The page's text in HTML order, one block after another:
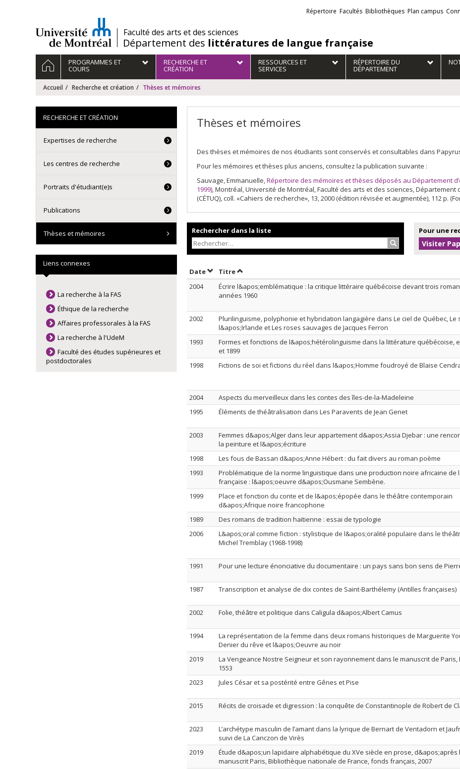
/Faculté des arts et des sciences
Département des littératures de langue française
Liens
externes
Répertoire Facultés Bibliothèques Plan campus
Navigation
principale
ACCUEILPROGRAMMES ET
COURS
RECHERCHE ET
CRÉATION
RESSOURCES ET
SERVICES
RÉPERTOIRE DU
DÉPARTEMENT
Accueil Recherche et création Thèses et mémoires
Thèses et mémoires
Des thèses et mémoires de nos étudiants sont conservés et consultables dans
Pour les mémoires et thèses plus anciens, consultez la publication suivante :
Sauvage, Emmanuelle,Répertoire des mémoires et thèses déposés au Département
1999), Montréal, Université de Montréal, Faculté des arts et des sciences, Département
(CÉTUQ), coll. «Cahiers de recherche», 13, 2000 (édition révisée et augmentée), 112 p.
Rechercher dans la liste
Rechercher…
Pour une
Visiter
DateTrier par date en ordre croissant
TitreTrier par titre en ordre croissant
2004
Écrire l&apos;emblématique : la critique littéraire québécoise devant trois
années 1960
2002
Plurilinguisme, polyphonie et hybridation langagière dans Le ciel de Québec, Le
l&apos;Irlande et Les roses sauvages de Jacques Ferron
1993
Formes et fonctions de l&apos;hétérolinguisme dans la littérature québécoise,
et 1899
1998 Fictions de soi et fictions du réel dans l&apos;Homme foudroyé de Blaise
2004 Aspects du merveilleux dans les contes des îles-de-la-Madeleine
1995
Éléments de théâtralisation dans Les Paravents de Jean Genet
2003
Femmes d&apos;Alger dans leur appartement d&apos;Assia Djebar : une
la peinture et l&apos;écriture
1998 Les fous de Bassan d&apos;Anne Hébert : du fait divers au roman poème
1993
Problématique de la norme linguistique dans une production noire africaine de
française : l&apos;oeuvre d&apos;Ousmane Sembène.
1999
Place et fonction du conte et de l&apos;épopée dans le théâtre contemporain
d&apos;Afrique noire francophone
1989 Des romans de tradition haïtienne : essai de typologie
2006
L&apos;oral comme fiction : stylistique de l&apos;oralité populaire dans le
Michel Tremblay (1968-1998)
1991
Pour une lecture énonciative du documentaire : un pays sans bon sens de
1987
Transcription et analyse de dix contes de Saint-Barthélemy (Antilles françaises)
2002
Folie, théâtre et politique dans Caligula d&apos;Albert Camus
1994
La représentation de la femme dans deux romans historiques de Marguerite
Denier du rêve et l&apos;Oeuvre au noir
2019
La Vengeance Nostre Seigneur et son rayonnement dans le manuscrit de Paris,
1553
2023 Jules César et sa postérité entre Gênes et Pise
2015 Récits de croisade et digression : la conquête de Constantinople de Robert de
2023
L’archétype masculin de l’amant dans la lyrique de Bernart de Ventadorn et
suivi de La Canczon de Virès
2019
Étude d&apos;un lapidaire alphabétique du XVe siècle en prose, d&apos;après
manuscrit Paris, Bibliothèque nationale de France, fonds français, 2007
RECHERCHE ET CRÉATION
Expertises de recherche
Les centres de recherche
Portraits d'étudiant(e)s
Publications
Thèses et mémoires
Liens connexes
La recherche à la FAS
Éthique de la recherche
Affaires professorales à la FAS
La recherche à l'UdeM
Faculté des études supérieures et
postdoctorales